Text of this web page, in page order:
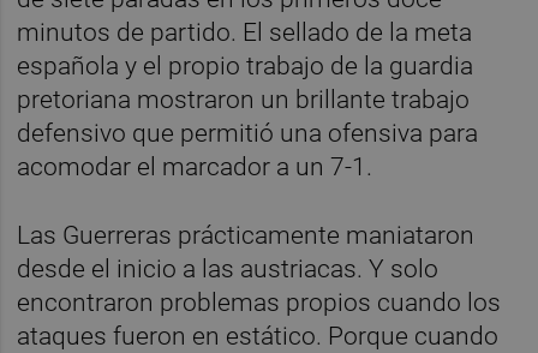
minutos de partido. El sellado de la meta
española y el propio trabajo de la guardia
pretoriana mostraron un brillante trabajo
defensivo que permitió una ofensiva para
acomodar el marcador a un 7-1.
Las Guerreras prácticamente maniataron
desde el inicio a las austriacas. Y solo
encontraron problemas propios cuando los
ataques fueron en estático. Porque cuando